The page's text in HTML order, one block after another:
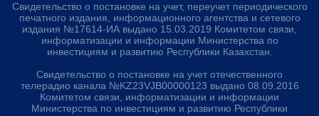
Свидетельство о постановке на учет, переучет периодического
печатного издания, информационного агентства и сетевого
издания №17614-ИА выдано 15.03.2019 Комитетом связи,
информатизации и информации Министерства по
инвестициям и развитию Республики Казахстан.
Свидетельство о постановке на учет отечественного
телерадио канала №KZ23VJB00000123 выдано 08.09.2016
Комитетом связи, информатизации и информации
Министерства по инвестициям и развитию Республики